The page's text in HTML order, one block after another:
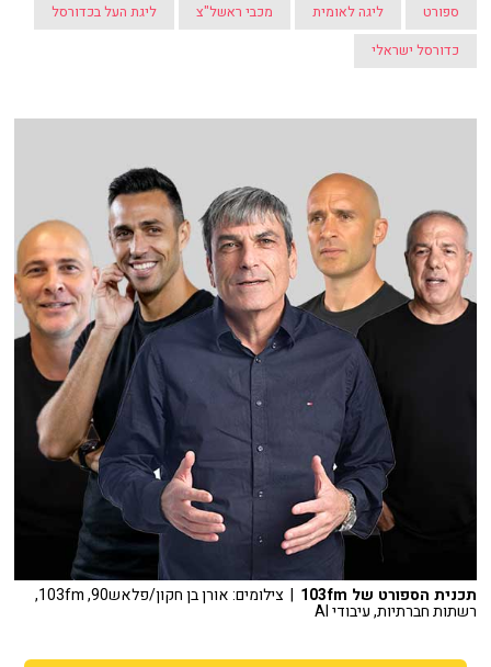
ספורט ליגה לאומית מכבי ראשל"צ
ליגת העל בכדורסל
כדורסל ישראלי
תכנית הספורט של 103fm | צילומים: אורן בן חקון/פלאש90, 103fm,
רשתות חברתיות, עיבודי AI